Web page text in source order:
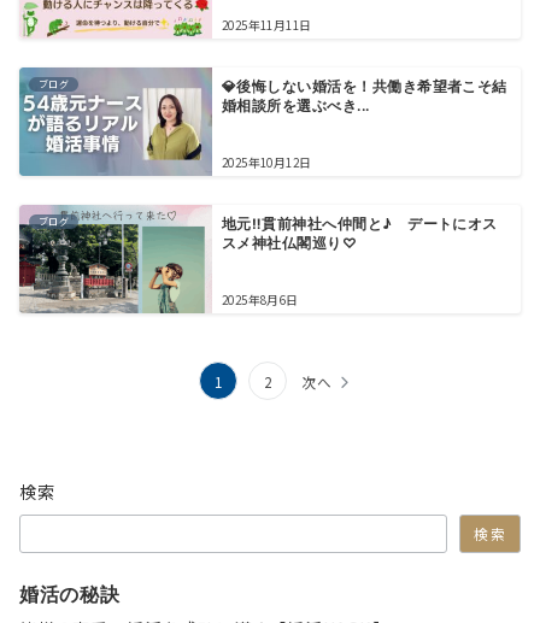
2025年11月11日
ブログ
💎後悔しない婚活を！共働き希望者こそ結
婚相談所を選ぶべき...
2025年10月12日
ブログ
地元‼貫前神社へ仲間と♪ デートにオス
スメ神社仏閣巡り♡
2025年8月6日
ペ
ー
ジ
1 2 次へ
検索
検索
婚活の秘訣